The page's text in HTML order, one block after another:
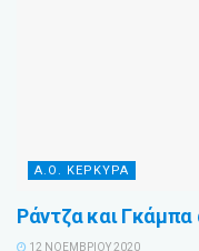
Α.Ο. ΚΕΡΚΥΡΑ
Ράντζα και
12 ΝΟΕΜΒΡΊΟΥ 2020